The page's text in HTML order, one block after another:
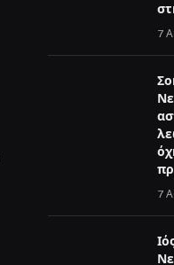
7
7